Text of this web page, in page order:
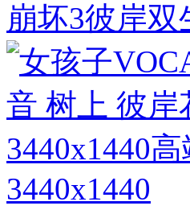
崩坏3彼岸
3440x1440